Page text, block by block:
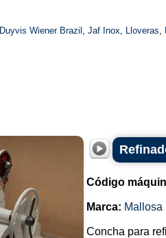
Duyvis Wiener Brazil , Jaf Inox, Lloveras,
Código
Marca: Mallosa
Concha para